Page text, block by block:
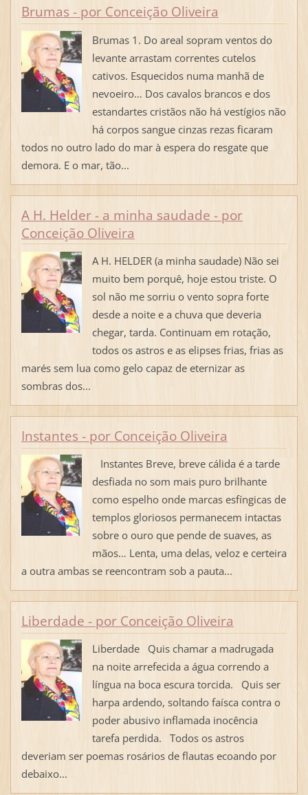
Brumas - por Conceição Oliveira
Brumas 1. Do areal sopram ventos do
levante arrastam correntes cutelos
cativos. Esquecidos numa manhã de
nevoeiro… Dos cavalos brancos e dos
estandartes cristãos não há vestígios não
há corpos sangue cinzas rezas ficaram
todos no outro lado do mar à espera do resgate que
demora. E o mar, tão...
A H. Helder - a minha saudade - por
Conceição Oliveira
A H. HELDER (a minha saudade) Não sei
muito bem porquê, hoje estou triste. O
sol não me sorriu o vento sopra forte
desde a noite e a chuva que deveria
chegar, tarda. Continuam em rotação,
todos os astros e as elipses frias, frias as
marés sem lua como gelo capaz de eternizar as
sombras dos...
Instantes - por Conceição Oliveira
Instantes Breve, breve cálida é a tarde
desfiada no som mais puro brilhante
como espelho onde marcas esfíngicas de
templos gloriosos permanecem intactas
sobre o ouro que pende de suaves, as
mãos… Lenta, uma delas, veloz e certeira
a outra ambas se reencontram sob a pauta...
Liberdade - por Conceição Oliveira
Liberdade Quis chamar a madrugada
na noite arrefecida a água correndo a
língua na boca escura torcida. Quis ser
harpa ardendo, soltando faísca contra o
poder abusivo inflamada inocência
tarefa perdida. Todos os astros
deveriam ser poemas rosários de flautas ecoando por
debaixo...